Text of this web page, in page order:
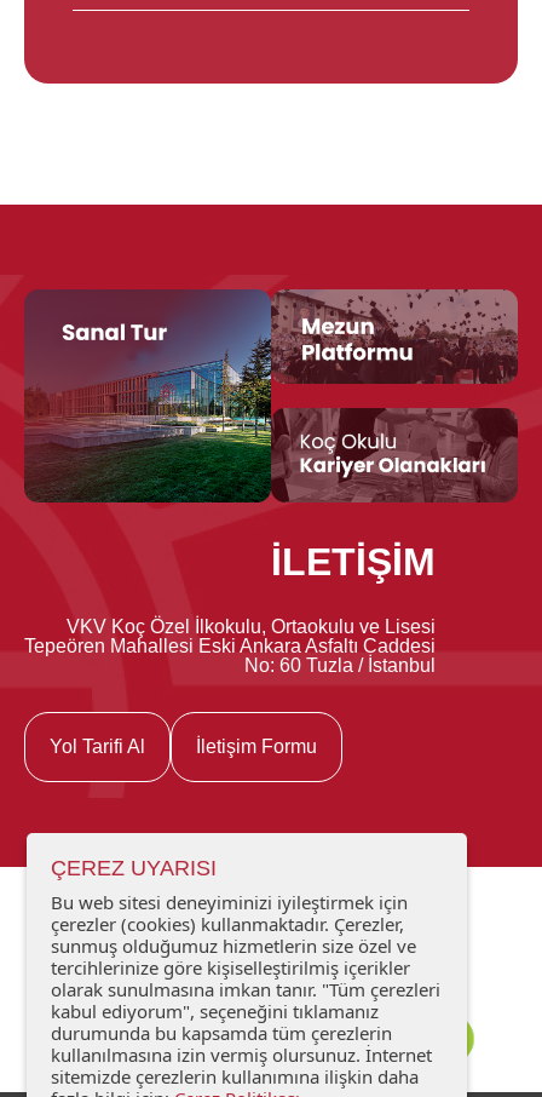
İLETİŞİM
VKV Koç Özel İlkokulu, Ortaokulu ve Lisesi
Tepeören Mahallesi Eski Ankara Asfaltı Caddesi
No: 60 Tuzla / İstanbul
Yol Tarifi Al İletişim Formu
ÇEREZ UYARISI
Bu web sitesi deneyiminizi iyileştirmek için
çerezler (cookies) kullanmaktadır. Çerezler,
sunmuş olduğumuz hizmetlerin size özel ve
tercihlerinize göre kişiselleştirilmiş içerikler
olarak sunulmasına imkan tanır. "Tüm çerezleri
kabul ediyorum", seçeneğini tıklamanız
durumunda bu kapsamda tüm çerezlerin
kullanılmasına izin vermiş olursunuz. İnternet
sitemizde çerezlerin kullanımına ilişkin daha